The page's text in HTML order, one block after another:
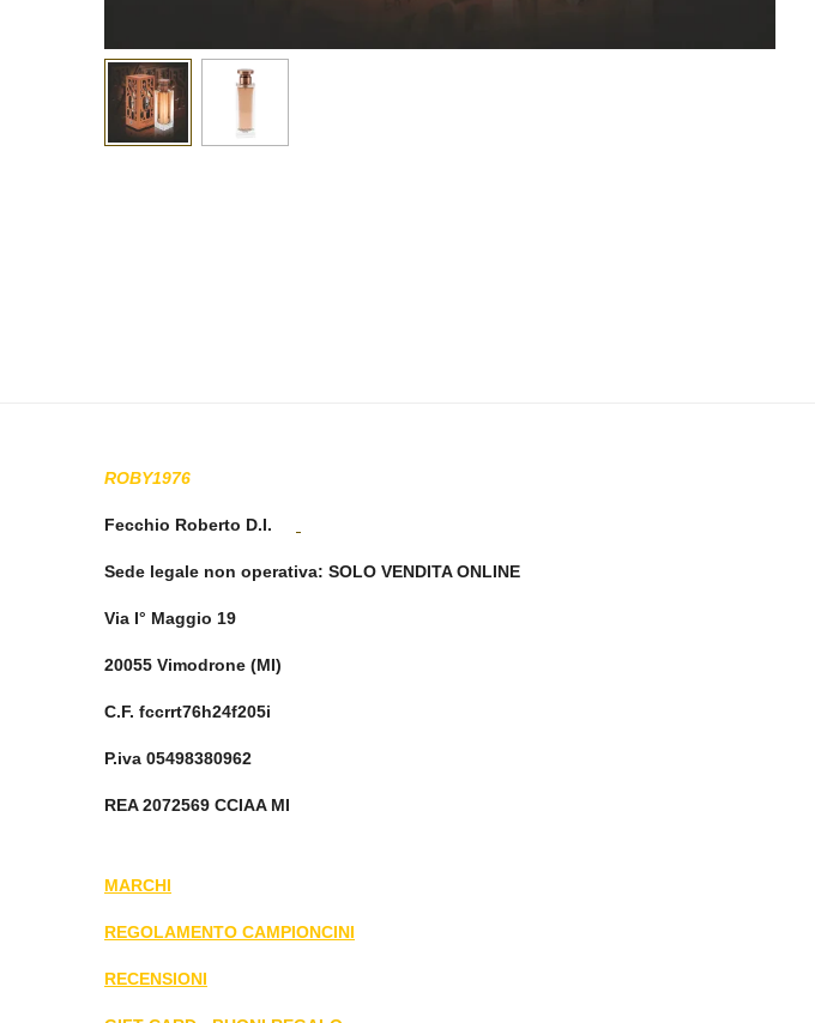
ROBY1976
Fecchio Roberto D.I.
Sede legale non operativa: SOLO VENDITA ONLINE
Via I° Maggio 19
20055 Vimodrone (MI)
C.F. fccrrt76h24f205i
P.iva 05498380962
REA 2072569 CCIAA MI
MARCHI
REGOLAMENTO CAMPIONCINI
RECENSIONI